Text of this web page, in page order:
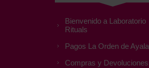
Bienvenido a Laboratorio
Rituals
Pagos La Orden de Ayala
Compras y Devoluciones